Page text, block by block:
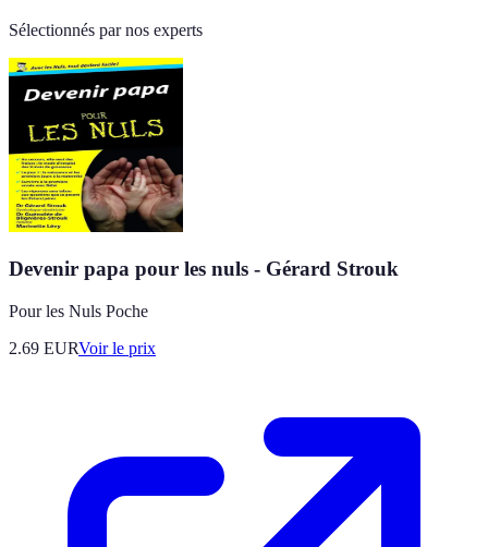
Sélectionnés par nos experts
Devenir papa pour les nuls - Gérard Strouk
Pour les Nuls Poche
2.69 EURVoir le prix